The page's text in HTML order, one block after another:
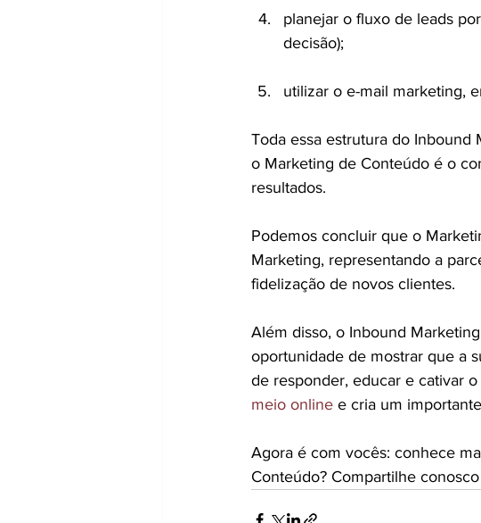
planejar o fluxo de leads
decisão);
utilizar o e-mail marketing,
Toda essa estrutura do Inbound
o Marketing de Conteúdo é o
resultados.
Podemos concluir que o
Marketing, representando a
fidelização de novos clientes.
Além disso, o Inbound
oportunidade de mostrar que a
de responder, educar e cativar
meio online e cria um
Agora é com vocês: conhece
Conteúdo? Compartilhe